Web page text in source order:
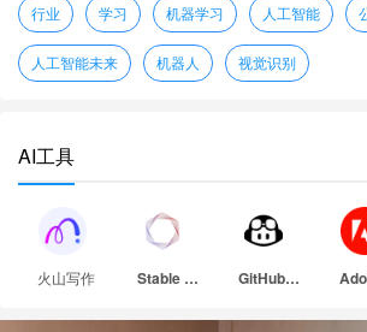
行业 学习 机器学习 人工智能
人工智能未来 机器人 视觉识别
AI工具
火山写作 Stable Diffusion GitHub Copilot